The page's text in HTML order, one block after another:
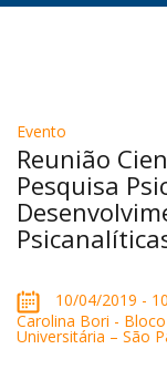
Evento
Reunião
Pesquisa
10/04/2019 -
Carolina Bori -
Universitária – São